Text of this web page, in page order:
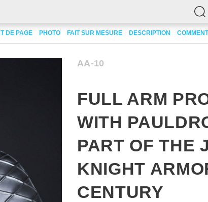
de bras complètes en métal Full arm protection with
DE PAGE PHOTO FAIT SUR MESURE DESCRIPTION
AA-10
FULL ARM
WITH
PART OF THE
KNIGHT
CENTURY